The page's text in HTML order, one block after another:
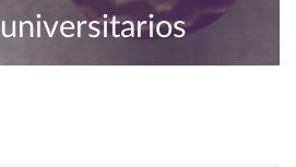
universitarios